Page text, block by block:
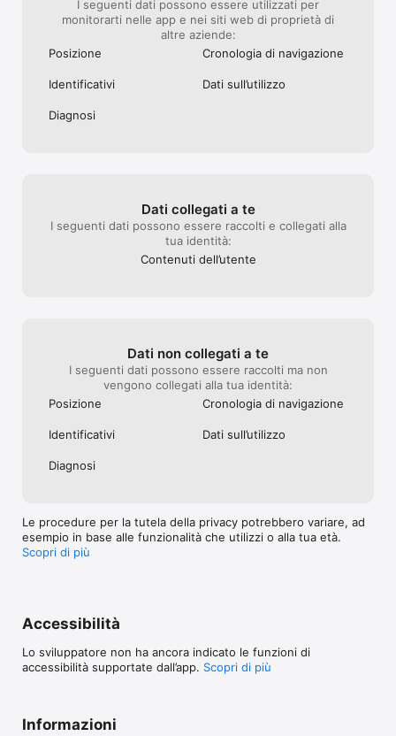
I seguenti dati possono essere utilizzati per
monitorarti nelle app e nei siti web di proprietà di
altre aziende:
Posizione
Cronologia di navigazione
Identificativi Dati sull’utilizzo
Diagnosi
Dati collegati a te
I seguenti dati possono essere raccolti e collegati alla
tua identità:
Contenuti dell’utente
Dati non collegati a te
I seguenti dati possono essere raccolti ma non
vengono collegati alla tua identità:
Posizione
Cronologia di navigazione
Identificativi Dati sull’utilizzo
Diagnosi
Le procedure per la tutela della privacy potrebbero variare, ad
esempio in base alle funzionalità che utilizzi o alla tua età.
Scopri di più
Accessibilità
Lo sviluppatore non ha ancora indicato le funzioni di
accessibilità supportate dall’app. Scopri di più
Informazioni